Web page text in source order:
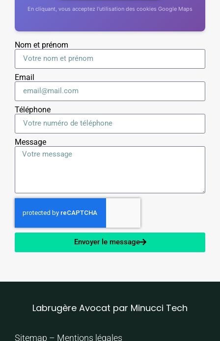
En cliquant, vous acceptez l'utilisation des cookies Google Maps
Nom et prénom
Email
Téléphone
Message
Envoyer le message
Labrugère Avocat par Minucci Tech
Sitemap – Mentions légales